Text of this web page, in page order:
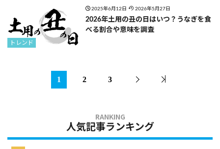
トレンド
2025年6月12日 2026年5月27日
2026年土用の丑の日はいつ？うなぎを食
べる割合や意味を調査
1 2 3
人気記事ランキング